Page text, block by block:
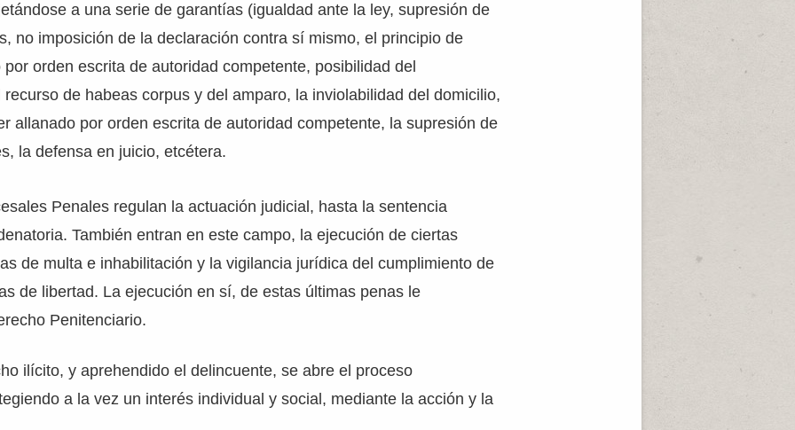
a una serie de garantías (igualdad ante la ley, supresión de
no imposición de la declaración contra sí mismo, el principio de
orden escrita de autoridad competente, posibilidad del
de habeas corpus y del amparo, la inviolabilidad del domicilio,
allanado por orden escrita de autoridad competente, la supresión de
la defensa en juicio, etcétera.
Penales regulan la actuación judicial, hasta la sentencia
También entran en este campo, la ejecución de ciertas
de multa e inhabilitación y la vigilancia jurídica del cumplimiento de
de libertad. La ejecución en sí, de estas últimas penas le
Penitenciario.
ilícito, y aprehendido el delincuente, se abre el proceso
a la vez un interés individual y social, mediante la acción y la